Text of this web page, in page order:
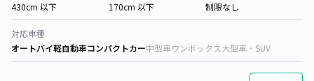
430cm 以下
170cm 以下
制限なし
対応車種
オートバイ軽自動車コンパクトカー中型車ワンボックス大型車・SUV